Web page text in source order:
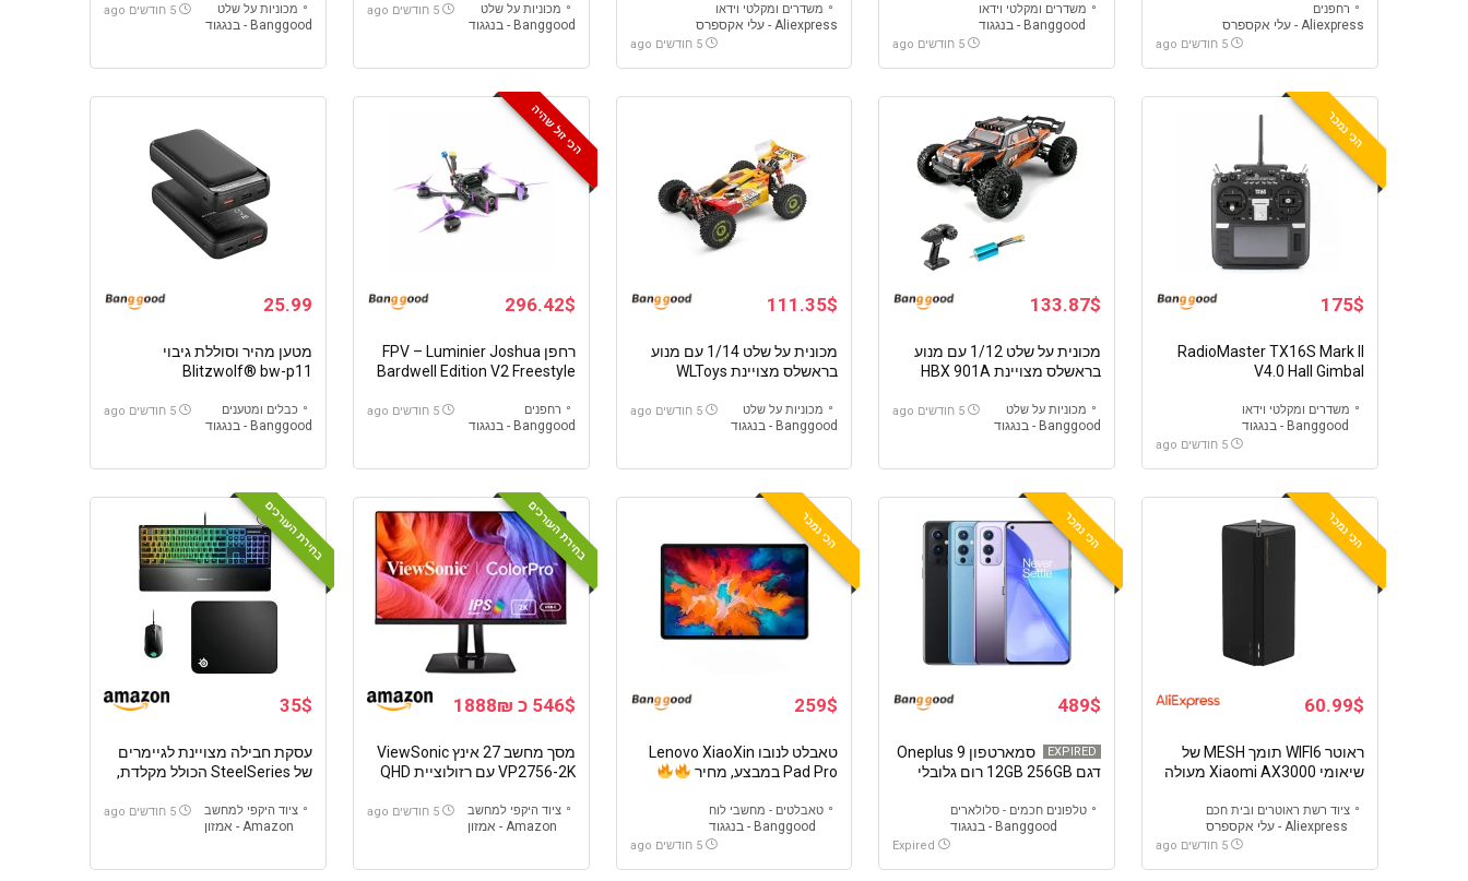
רחפנים
Aliexpress - עלי אקספרס
5 חודשים ago
משדרים ומקלטי וידאו
Banggood - בנגגוד
5 חודשים ago
משדרים ומקלטי וידאו
Aliexpress - עלי אקספרס
5 חודשים ago
מכוניות על שלט
Banggood - בנגגוד
5 חודשים ago מכוניות על שלט
Banggood - בנגגוד
5 חודשים ago
הכי נמכר
175$
RadioMaster TX16S Mark II
V4.0 Hall Gimbal
משדרים ומקלטי וידאו
Banggood - בנגגוד
5 חודשים ago
133.87$
מכונית על שלט 1/12 עם מנוע
בראשלס מצויינת HBX 901A
מכוניות על שלט
Banggood - בנגגוד
5 חודשים ago
111.35$
מכונית על שלט 1/14 עם מנוע
בראשלס מצויינת WLToys
מכוניות על שלט
Banggood - בנגגוד
5 חודשים ago
הכי זול שהיה
296.42$
רחפן FPV – Luminier Joshua
Bardwell Edition V2 Freestyle
רחפנים
Banggood - בנגגוד
5 חודשים ago
25.99
מטען מהיר וסוללת גיבוי
Blitzwolf® bw-p11
מהירה
כבלים ומטענים
Banggood - בנגגוד
5 חודשים ago
הכי נמכר
60.99$
ראוטר WIFI6 תומך MESH של
שיאומי Xiaomi AX3000 מעולה
ציוד רשת ראוטרים ובית חכם
Aliexpress - עלי אקספרס
5 חודשים ago
הכי נמכר
489$
EXPIRED
סמארטפון Oneplus 9
דגם 12GB 256GB רום גלובלי
טלפונים חכמים - סלולארים
Banggood - בנגגוד
Expired
הכי נמכר
259$
טאבלט לנובו Lenovo XiaoXin
Pad Pro במבצע, מחיר
טאבלטים - מחשבי לוח
Banggood - בנגגוד
5 חודשים ago
בחירת העורכים
546$ כ 1888₪
מסך מחשב 27 אינץ ViewSonic
VP2756-2K עם רזולוציית QHD
שמשמש גם כתחנת עגינה
למחשבים ניידים עד 60W הטענה
ציוד היקפי למחשב
Amazon - אמזון
5 חודשים ago
בחירת העורכים
35$
עסקת חבילה מצויינת לגיימרים
של SteelSeries הכולל מקלדת,
ציוד היקפי למחשב
Amazon - אמזון
5 חודשים ago